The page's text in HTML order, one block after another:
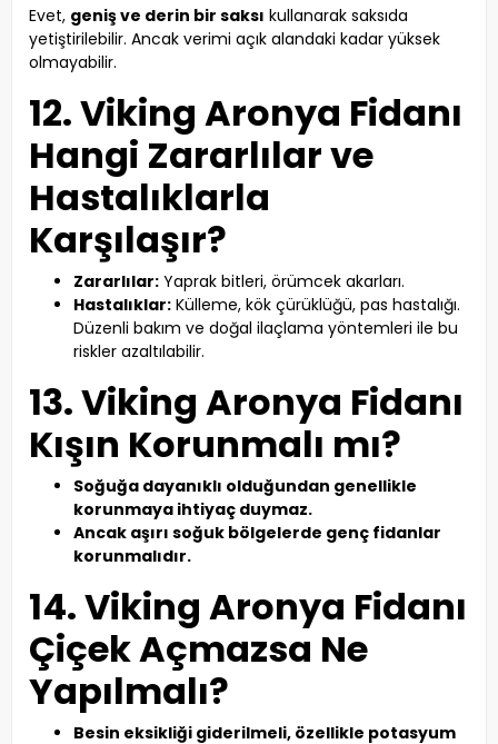
Evet, geniş ve derin bir saksı kullanarak saksıda
yetiştirilebilir. Ancak verimi açık alandaki kadar yüksek
olmayabilir.
12. Viking Aronya Fidanı
Hangi Zararlılar ve
Hastalıklarla
Karşılaşır?
Zararlılar: Yaprak bitleri, örümcek akarları.
Hastalıklar: Külleme, kök çürüklüğü, pas hastalığı.
Düzenli bakım ve doğal ilaçlama yöntemleri ile bu
riskler azaltılabilir.
13. Viking Aronya Fidanı
Kışın Korunmalı mı?
Soğuğa dayanıklı olduğundan genellikle
korunmaya ihtiyaç duymaz.
Ancak aşırı soğuk bölgelerde genç fidanlar
korunmalıdır.
14. Viking Aronya Fidanı
Çiçek Açmazsa Ne
Yapılmalı?
Besin eksikliği giderilmeli, özellikle potasyum